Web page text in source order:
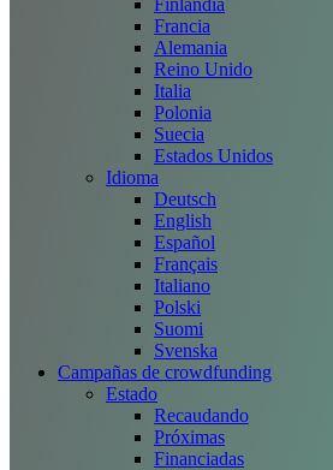
Finlandia
Francia
Alemania
Reino Unido
Italia
Polonia
Suecia
Estados Unidos
Idioma
Deutsch
English
Español
Français
Italiano
Polski
Suomi
Svenska
Campañas de crowdfunding
Estado
Recaudando
Próximas
Financiadas